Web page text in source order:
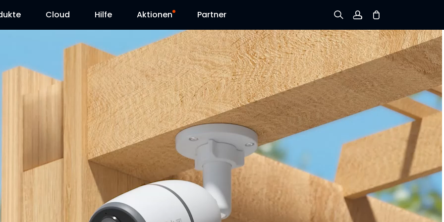
Cloud Hilfe
Supportanfrage
Herunterladen
Blog
Kontakt
Aktionen
Sonderangebot
Reolink Day
Partner
Registrieren
Einloggen
Bestellung verfolgen